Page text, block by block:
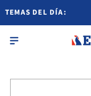
TEMAS DEL DÍA: